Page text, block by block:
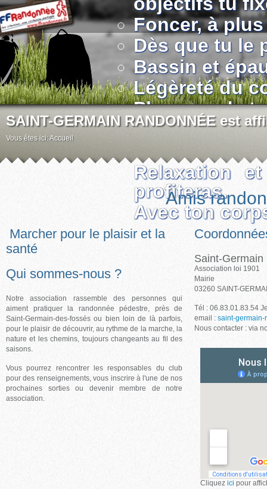
Foncer, à
Dès que tu le
Bassin et
Légèreté du
Plus grand et
Taper du
Sans
Relaxation
profiteras.
Avec ton
SAINT-GERMAIN RANDONNÉE est
Vous êtes ici:Accueil
Amis
Marcher pour le plaisir et la
santé
Qui sommes-nous ?
Notre association rassemble des personnes qui
aiment pratiquer la randonnée pédestre, près de
Saint-Germain-des-fossés ou bien loin de là parfois,
pour le plaisir de découvrir, au rythme de la marche, la
nature et les chemins, toujours changeants au fil des
saisons.
Vous pourrez rencontrer les responsables du club
pour des renseignements, vous inscrire à l'une de nos
prochaines sorties ou devenir membre de notre
association.
Saint-Germain
Association loi 1901
Mairie
03260 SAINT-
Tél : 06.83.01.83.54
email : saint-germain-
Nous contacter : via
Cliquez ici pour